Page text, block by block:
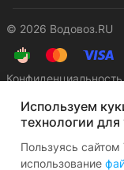
© 2026 Водовоз.RU
Конфиденциальность
Используем
технологии
Пользуясь
использование